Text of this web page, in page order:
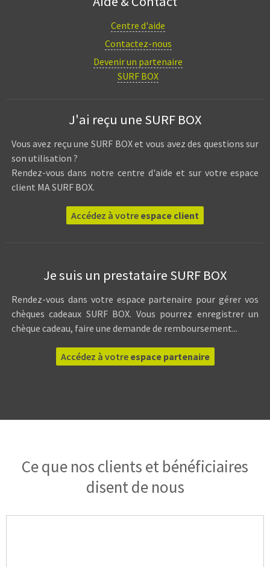
Centre d'aide
Contactez-nous
Devenir un partenaire
SURF BOX
J'ai reçu une SURF BOX
Vous avez reçu une SURF BOX et vous avez des questions sur
son utilisation ?
Rendez-vous dans notre centre d'aide et sur votre espace
client MA SURF BOX.
Accédez à votre espace client
Je suis un prestataire SURF BOX
Rendez-vous dans votre espace partenaire pour gérer vos
chèques cadeaux SURF BOX. Vous pourrez enregistrer un
chèque cadeau, faire une demande de remboursement...
Accédez à votre espace partenaire
Ce que nos clients et bénéficiaires
disent de nous